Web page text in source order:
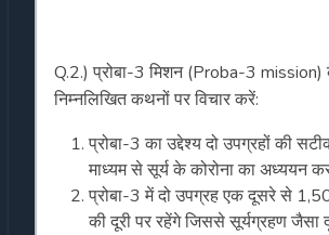
Q.2.) प्रोबा-3 मिशन (Proba-3 mission)
निम्नलिखित कथनों पर विचार करें:
प्रोबा-3 का उद्देश्य दो उपग्रहों की
माध्यम से सूर्य के कोरोना का अध्ययन
प्रोबा-3 में दो उपग्रह एक दूसरे से
की दूरी पर रहेंगे जिससे सूर्यग्रहण जैसा